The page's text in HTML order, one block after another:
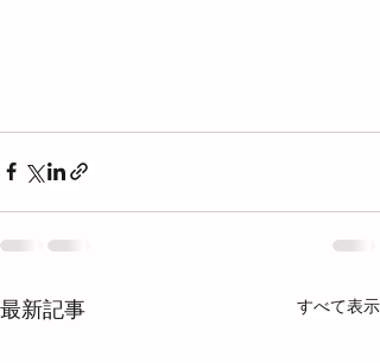
最新記事 すべて表示